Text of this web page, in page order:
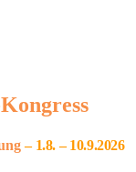
– 1.8. – 10.9.2026